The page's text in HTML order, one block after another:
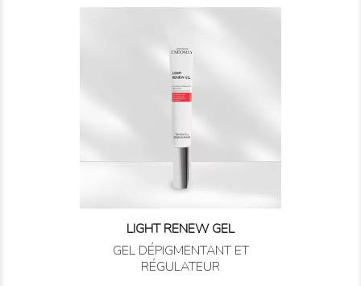
LIGHT RENEW GEL
GEL DÉPIGMENTANT ET
RÉGULATEUR